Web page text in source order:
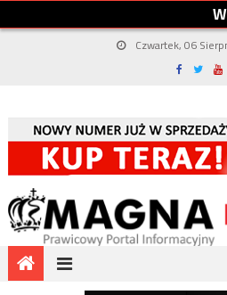
W
Czwartek, 06